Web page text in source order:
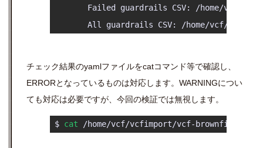
Failed guardrails CSV: /home/vcf/
All guardrails CSV: /home/vcf/
チェック結果のyamlファイルをcatコマンド等で確認し、
ERRORとなっているものは対応します。WARNINGについ
ても対応は必要ですが、今回の検証では無視します。
$ cat /home/vcf/vcfimport/vcf-brownfield-